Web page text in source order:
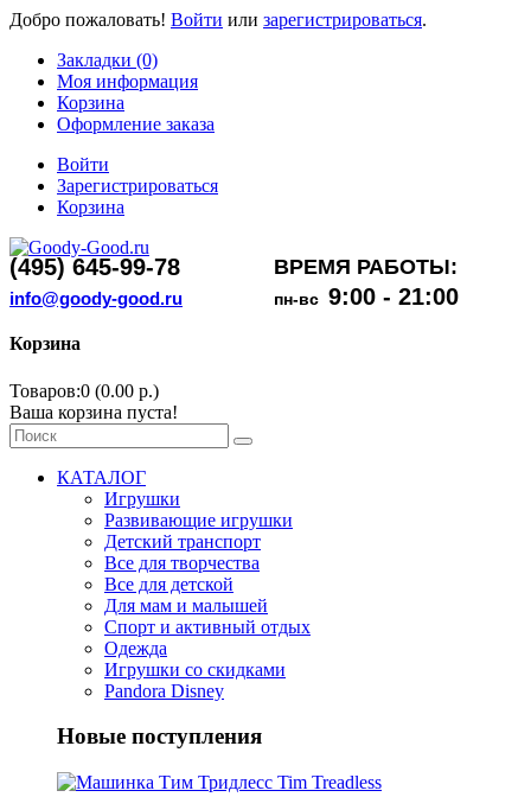
Добро пожаловать! Войти или зарегистрироваться.
Закладки (0)
Моя информация
Корзина
Оформление заказа
Войти
Зарегистрироваться
Корзина
(495) 645-99-78 ВРЕМЯ РАБОТЫ:
info@goody-good.ru пн-вс 9:00 - 21:00
Корзина
Товаров:0 (0.00 р.)
Ваша корзина пуста!
КАТАЛОГ
Игрушки
Развивающие игрушки
Детский транспорт
Все для творчества
Все для детской
Для мам и малышей
Спорт и активный отдых
Одежда
Игрушки со скидками
Pandora Disney
Новые поступления